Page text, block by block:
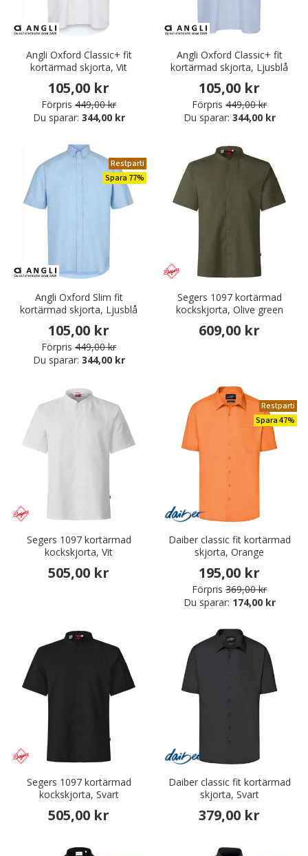
Angli Oxford Classic+ fit
kortärmad skjorta, Vit
105,00 kr
Förpris 449,00 kr
Du sparar: 344,00 kr
Angli Oxford Classic+ fit
kortärmad skjorta, Ljusblå
105,00 kr
Förpris 449,00 kr
Du sparar: 344,00 kr
Restparti
Spara 77%
Angli Oxford Slim fit
kortärmad skjorta, Ljusblå
105,00 kr
Förpris 449,00 kr
Du sparar: 344,00 kr
Segers 1097 kortärmad
kockskjorta, Olive green
609,00 kr
Segers 1097 kortärmad
kockskjorta, Vit
505,00 kr
Restparti
Spara 47%
Daiber classic fit kortärmad
skjorta, Orange
195,00 kr
Förpris 369,00 kr
Du sparar: 174,00 kr
Segers 1097 kortärmad
kockskjorta, Svart
505,00 kr
Daiber classic fit kortärmad
skjorta, Svart
379,00 kr